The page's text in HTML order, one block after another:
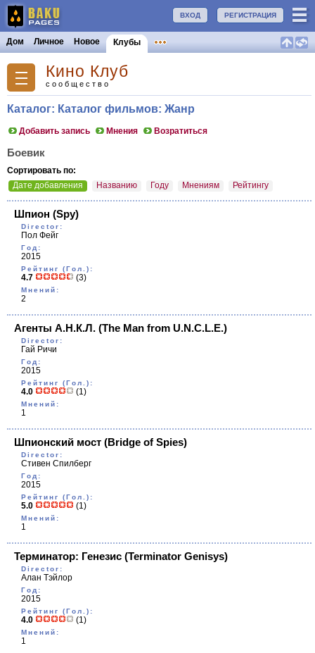
РЕГИСТРАЦИЯ
ВХОД
Дом Личное Новое Клубы
Кино Клуб
сообщество
Каталог: Каталог фильмов: Жанр
Добавить запись Мнения Возратиться
Боевик
Сортировать по:
Дате добавления
Названию Году Мнениям Рейтингу
Шпион (Spy)
Director:
Пол Фейг
Год:
2015
Рейтинг (Гол.):
4.7 (3)
Мнений:
2
Агенты А.Н.К.Л. (The Man from U.N.C.L.E.)
Director:
Гай Ричи
Год:
2015
Рейтинг (Гол.):
4.0 (1)
Мнений:
1
Шпионский мост (Bridge of Spies)
Director:
Стивен Спилберг
Год:
2015
Рейтинг (Гол.):
5.0 (1)
Мнений:
1
Терминатор: Генезис (Terminator Genisys)
Director:
Алан Тэйлор
Год:
2015
Рейтинг (Гол.):
4.0 (1)
Мнений:
1